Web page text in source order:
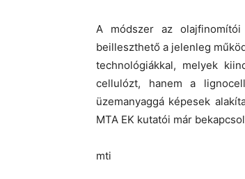
A módszer az
beilleszthető a jelenleg
technológiákkal, melyek
cellulózt, hanem a
üzemanyaggá képesek
MTA EK kutatói már
mti